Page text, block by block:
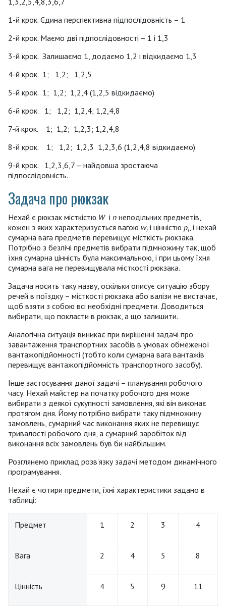
1-й крок. Єдина перспективна підпослідовність – 1
2-й крок. Маємо дві підпослідовності – 1 і 1,3
3-й крок. Залишаємо 1, додаємо 1,2 і відкидаємо 1,3
4-й крок. 1; 1,2; 1,2,5
5-й крок. 1; 1,2; 1,2,4 (1,2,5 відкидаємо)
6-й крок. 1; 1,2; 1,2,4; 1,2,4,8
7-й крок. 1; 1,2; 1,2,3; 1,2,4,8
8-й крок. 1; 1,2; 1,2,3 1,2,3,6 (1,2,4,8 відкидаємо)
9-й крок. 1,2,3,6,7 – найдовша зростаюча
підпослідовність.
Задача про рюкзак
Нехай є рюкзак місткістю W і n неподільних предметів,
кожен з яких характеризується вагою wiі цінністю pi, і нехай
сумарна вага предметів перевищує місткість рюкзака.
Потрібно з безлічі предметів вибрати підмножину так, щоб
їхня сумарна цінність була максимальною, і при цьому їхня
сумарна вага не перевищувала місткості рюкзака.
Задача носить таку назву, оскільки описує ситуацію збору
речей в поїздку – місткості рюкзака або валізи не вистачає,
щоб взяти з собою всі необхідні предмети. Доводиться
вибирати, що покласти в рюкзак, а що залишити.
Аналогічна ситуація виникає при вирішенні задачі про
завантаження транспортних засобів в умовах обмеженої
вантажопідйомності (тобто коли сумарна вага вантажів
перевищує вантажопідйомність транспортного засобу).
Інше застосування даної задачі – планування робочого
часу. Нехай майстер на початку робочого дня може
вибирати з деякої сукупності замовлення, які він виконає
протягом дня. Йому потрібно вибрати таку підмножину
замовлень, сумарний час виконання яких не перевищує
тривалості робочого дня, а сумарний заробіток від
виконання всіх замовлень був би найбільшим.
Розглянемо приклад розв’язку задачі методом динамічного
програмування.
Нехай є чотири предмети, їхні характеристики задано в
таблиці:
Предмет 1 2 3 4
Вага 2 4 5 8
Цінність 4 5 9 11